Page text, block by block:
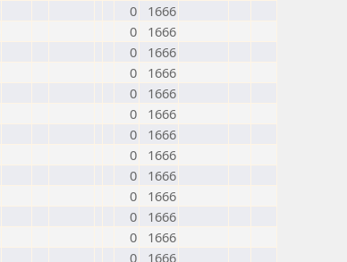
0
1666
0
1666
0
1666
0
1666
0
1666
0
1666
0
1666
0
1666
0
1666
0
1666
0
1666
0
1666
0
1666